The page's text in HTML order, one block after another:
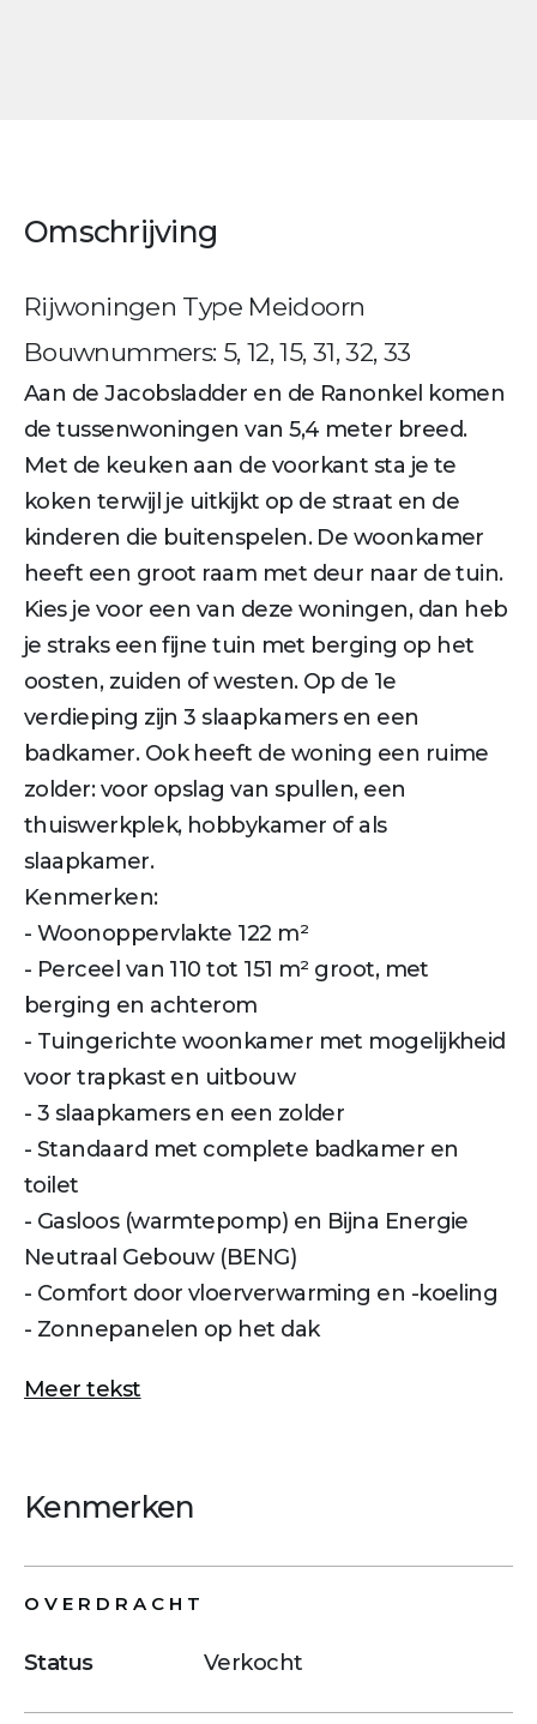
Omschrijving
Rijwoningen Type Meidoorn
Bouwnummers: 5, 12, 15, 31, 32, 33
Aan de Jacobsladder en de Ranonkel komen
de tussenwoningen van 5,4 meter breed.
Met de keuken aan de voorkant sta je te
koken terwijl je uitkijkt op de straat en de
kinderen die buitenspelen. De woonkamer
heeft een groot raam met deur naar de tuin.
Kies je voor een van deze woningen, dan heb
je straks een fijne tuin met berging op het
oosten, zuiden of westen. Op de 1e
verdieping zijn 3 slaapkamers en een
badkamer. Ook heeft de woning een ruime
zolder: voor opslag van spullen, een
thuiswerkplek, hobbykamer of als
slaapkamer.
Kenmerken:
- Woonoppervlakte 122 m²
- Perceel van 110 tot 151 m² groot, met
berging en achterom
- Tuingerichte woonkamer met mogelijkheid
voor trapkast en uitbouw
- 3 slaapkamers en een zolder
- Standaard met complete badkamer en
toilet
- Gasloos (warmtepomp) en Bijna Energie
Neutraal Gebouw (BENG)
- Comfort door vloerverwarming en -koeling
- Zonnepanelen op het dak
Meer tekst
Kenmerken
OVERDRACHT
Status Verkocht